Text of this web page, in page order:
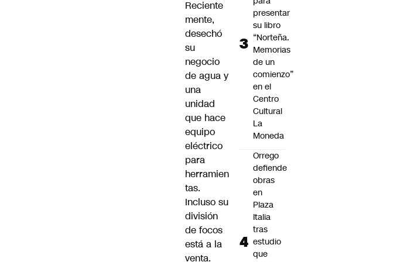
Reciente
mente,
desechó
su
negocio
de agua y
una
unidad
que hace
equipo
eléctrico
para
herramien
tas.
Incluso su
división
de focos
está a la
venta.
presentar
su libro
“Norteña.
Memorias
de un
comienzo”
en el
Centro
Cultural
La
Moneda
Orrego
defiende
obras
en
Plaza
Italia
tras
estudio
que